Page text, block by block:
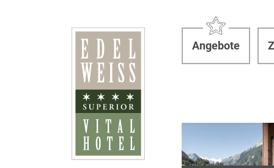
Angebote